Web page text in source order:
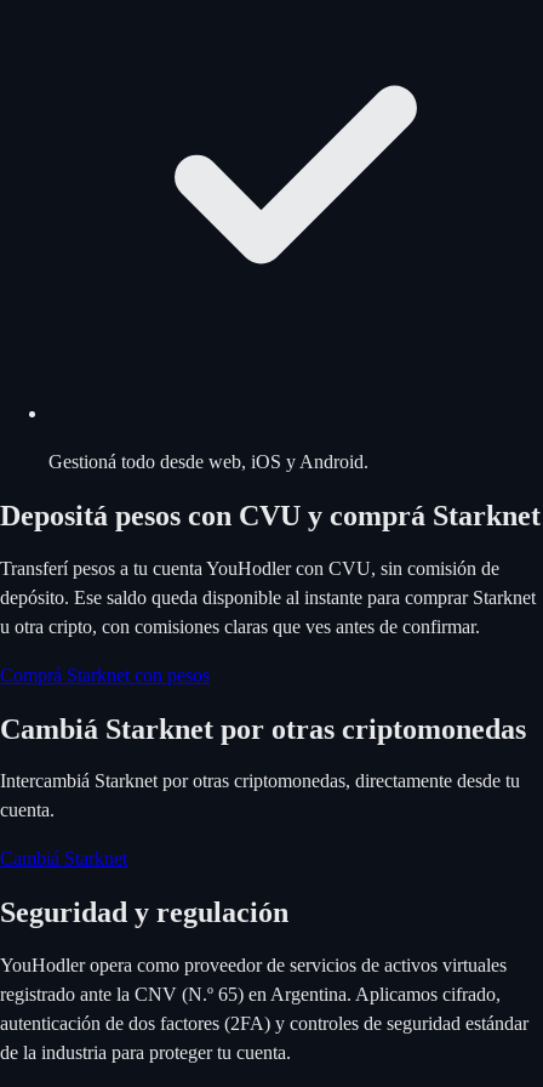
Gestioná todo desde web, iOS y Android.
Depositá pesos con CVU y comprá Starknet
Transferí pesos a tu cuenta YouHodler con CVU, sin comisión de
depósito. Ese saldo queda disponible al instante para comprar Starknet
u otra cripto, con comisiones claras que ves antes de confirmar.
Comprá Starknet con pesos
Cambiá Starknet por otras criptomonedas
Intercambiá Starknet por otras criptomonedas, directamente desde tu
cuenta.
Cambiá Starknet
Seguridad y regulación
YouHodler opera como proveedor de servicios de activos virtuales
registrado ante la CNV (N.º 65) en Argentina. Aplicamos cifrado,
autenticación de dos factores (2FA) y controles de seguridad estándar
de la industria para proteger tu cuenta.